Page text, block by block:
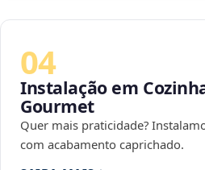
04
Instalação em
Gourmet
Quer mais praticidade?
com acabamento caprichado.